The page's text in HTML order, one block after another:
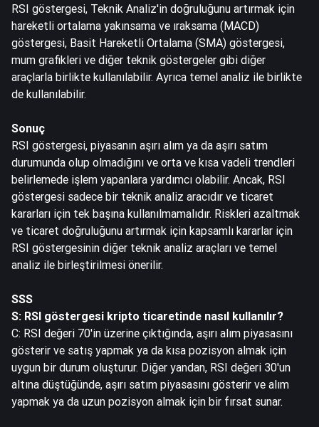
RSI göstergesi, Teknik Analiz'in doğruluğunu artırmak için
hareketli ortalama yakınsama ve ıraksama (MACD)
göstergesi, Basit Hareketli Ortalama (SMA) göstergesi,
mum grafikleri ve diğer teknik göstergeler gibi diğer
araçlarla birlikte kullanılabilir. Ayrıca temel analiz ile birlikte
de kullanılabilir.
Sonuç
RSI göstergesi, piyasanın aşırı alım ya da aşırı satım
durumunda olup olmadığını ve orta ve kısa vadeli trendleri
belirlemede işlem yapanlara yardımcı olabilir. Ancak, RSI
göstergesi sadece bir teknik analiz aracıdır ve ticaret
kararları için tek başına kullanılmamalıdır. Riskleri azaltmak
ve ticaret doğruluğunu artırmak için kapsamlı kararlar için
RSI göstergesinin diğer teknik analiz araçları ve temel
analiz ile birleştirilmesi önerilir.
SSS
S: RSI göstergesi kripto ticaretinde nasıl kullanılır?
C: RSI değeri 70'in üzerine çıktığında, aşırı alım piyasasını
gösterir ve satış yapmak ya da kısa pozisyon almak için
uygun bir durum oluşturur. Diğer yandan, RSI değeri 30'un
altına düştüğünde, aşırı satım piyasasını gösterir ve alım
yapmak ya da uzun pozisyon almak için bir fırsat sunar.